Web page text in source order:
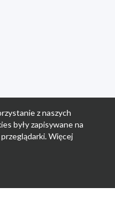
z naszych
były zapisywane na
Więcej